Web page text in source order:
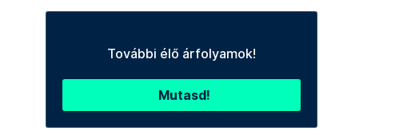
További élő árfolyamok!
Mutasd!